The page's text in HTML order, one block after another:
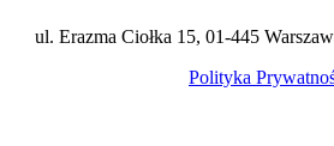
ul. Erazma Ciołka 15, 01-445
Polityka